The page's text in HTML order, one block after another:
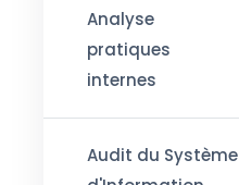
Analyse
pratiques
internes
Audit du Système